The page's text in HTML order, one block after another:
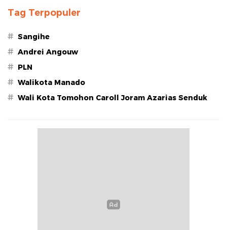
Tag Terpopuler
# Sangihe
# Andrei Angouw
# PLN
# Walikota Manado
# Wali Kota Tomohon Caroll Joram Azarias Senduk